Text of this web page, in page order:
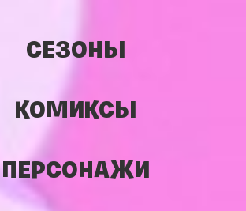
СЕЗОНЫ
КОМИКСЫ
ПЕРСОНАЖИ